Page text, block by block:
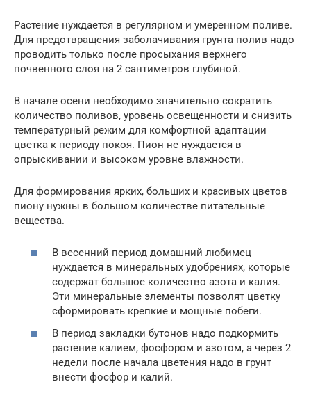
Растение нуждается в регулярном и умеренном поливе.
Для предотвращения заболачивания грунта полив надо
проводить только после просыхания верхнего
почвенного слоя на 2 сантиметров глубиной.
В начале осени необходимо значительно сократить
количество поливов, уровень освещенности и снизить
температурный режим для комфортной адаптации
цветка к периоду покоя. Пион не нуждается в
опрыскивании и высоком уровне влажности.
Для формирования ярких, больших и красивых цветов
пиону нужны в большом количестве питательные
вещества.
В весенний период домашний любимец
нуждается в минеральных удобрениях, которые
содержат большое количество азота и калия.
Эти минеральные элементы позволят цветку
сформировать крепкие и мощные побеги.
В период закладки бутонов надо подкормить
растение калием, фосфором и азотом, а через 2
недели после начала цветения надо в грунт
внести фосфор и калий.